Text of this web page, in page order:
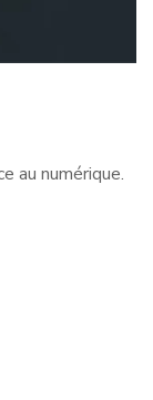
au numérique.